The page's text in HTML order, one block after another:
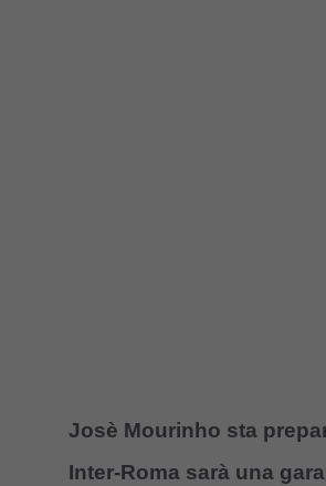
Josè Mourinho sta
Inter-Roma sarà una